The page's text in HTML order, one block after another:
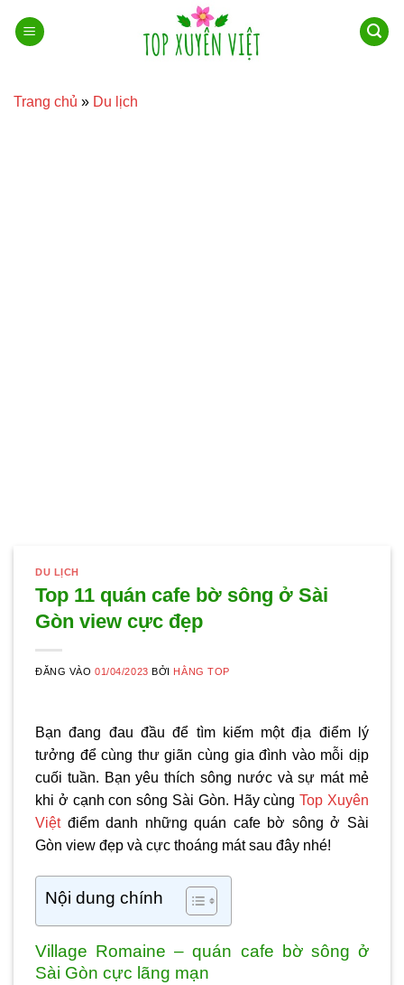
qua
Trang chủ » Du lịch
DU LỊCH
Top 11 quán cafe bờ sông ở Sài
Gòn view cực đẹp
ĐĂNG VÀO01/04/2023 BỞI HẰNG TOP
Bạn đang đau đầu để tìm kiếm một địa điểm lý
tưởng để cùng thư giãn cùng gia đình vào mỗi dịp
cuối tuần. Bạn yêu thích sông nước và sự mát mẻ
khi ở cạnh con sông Sài Gòn. Hãy cùngTop Xuyên
Việtđiểm danh nhữngquán cafe bờ sông ở Sài
Gòn view đẹp và cực thoáng mát sau đây nhé!
Nội dung chính
Village Romaine – quán cafe bờ sông ở
Sài Gòn cực lãng mạn